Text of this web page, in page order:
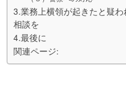
3.業務上横領が起きたと疑
相談を
4.最後に
関連ページ: